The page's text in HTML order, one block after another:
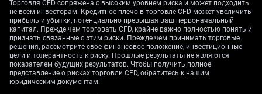
0,7180. Основной фактор — расширение разницы в
курсах денежно‑кредитной политики: осторожный
RBA и более жёсткая ФРС. Поэтому
позиционирование смещается в сторону
дальнейшего снижения AUD/USD в ближайшие
недели.
Торговля CFD сопряжена с высоким уровнем риска и может подходить
не всем инвесторам. Кредитное плечо в торговле CFD может увеличить
прибыль и убытки, потенциально превышая ваш первоначальный
капитал. Прежде чем торговать CFD, крайне важно полностью понять и
признать связанные с этим риски. Прежде чем принимать торговые
решения, рассмотрите свое финансовое положение, инвестиционные
цели и толерантность к риску. Прошлые результаты не являются
показателем будущих результатов. Чтобы получить полное
представление о рисках торговли CFD, обратитесь к нашим
юридическим документам.